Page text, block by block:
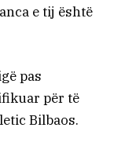
e tij është
pas
për të
Bilbaos.